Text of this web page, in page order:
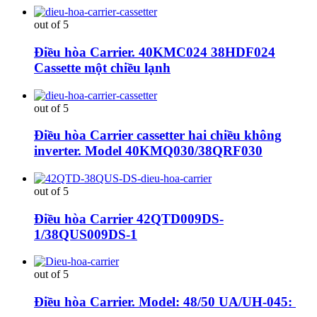
out of 5
Điều hòa Carrier. 40KMC024 38HDF024
Cassette một chiều lạnh
out of 5
Điều hòa Carrier cassetter hai chiều không
inverter. Model 40KMQ030/38QRF030
out of 5
Điều hòa Carrier 42QTD009DS-
1/38QUS009DS-1
out of 5
Điều hòa Carrier. Model: 48/50 UA/UH-045: